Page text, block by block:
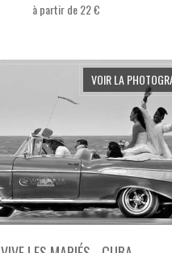
à partir de 22 €
VOIR LA